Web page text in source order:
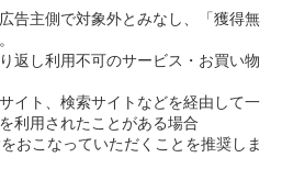
告主側で対象外とみなし、「獲得無
返し利用不可のサービス・お買い物
イト、検索サイトなどを経由して一
利用されたことがある場合
おこなっていただくことを推奨しま